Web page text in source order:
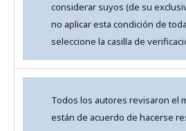
considerar suyos (de su
no aplicar esta condición de
seleccione la casilla de
Todos los autores revisaron el
están de acuerdo de hacerse